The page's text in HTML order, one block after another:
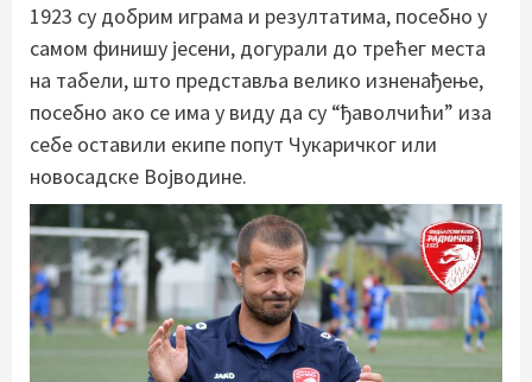
1923 су добрим играма и резултатима, посебно у
самом финишу јесени, догурали до трећег места
на табели, што представља велико изненађење,
посебно ако се има у виду да су “ђаволчићи” иза
себе оставили екипе попут Чукаричког или
новосадске Војводине.